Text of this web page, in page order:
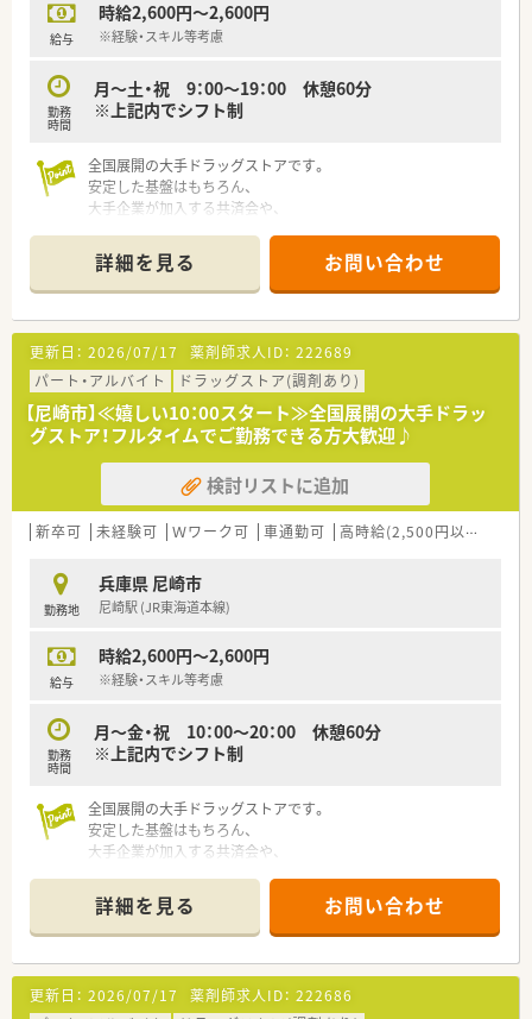
への貢献度がしっかりと評価に反映される仕組みが整っていま
す。
【職場環境と雰囲気】
■大手チェーンとは異なる小規模店舗ならではの風通しの良さ
があり、現場の意見が通りやすく柔軟な働き方が相談できる環境
■門前クリニックとの関係性が非常に良好であり、疑義照会など
もスムーズに行えるため、心理的な負担が少なく業務に集中でき
ます。
タッフがサポートしますので、一歩ずつ着実に感覚を取り戻せま
す。
給与
時給2,600円～2,600円
※経験・スキル等考慮
勤務
時間
月～土・祝 9：00～19：00 休憩60分
※上記内でシフト制
全国展開の大手ドラッグストアです。
安定した基盤はもちろん、
大手企業が加入する共済会や、
調剤併設型の店舗でOTC・調剤どちらもバランスよく身に付ける
ことができます。
積極的な事業展開で勢いのある企業です。
ご経験により高収入も見込めます。
また入社後3ヶ月ですぐに昇給のチャンスがある点も魅力です。
詳細を見る お問い合わせ
更新日： 2026/07/17 薬剤師求人ID： 222689
パート・アルバイト
ドラッグストア(調剤あり)
【尼崎市】≪嬉しい10：00スタート≫全国展開の大手ドラッ
グストア！フルタイムでご勤務できる方大歓迎♪
検討リストに追加
新卒可 未経験可 Ｗワーク可 車通勤可 高時給(2,500円以上)
勤務地
兵庫県 尼崎市
尼崎駅 (JR東海道本線)
給与
時給2,600円～2,600円
※経験・スキル等考慮
勤務
時間
月～金・祝 10：00～20：00 休憩60分
※上記内でシフト制
全国展開の大手ドラッグストアです。
安定した基盤はもちろん、
大手企業が加入する共済会や、
調剤併設型の店舗でOTC・調剤どちらもバランスよく身に付ける
ことができます。
積極的な事業展開で勢いのある企業です。
ご経験により高収入も見込めます。
詳細を見る お問い合わせ
更新日： 2026/07/17 薬剤師求人ID： 222686